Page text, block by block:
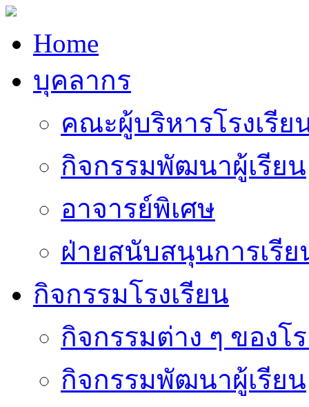
Home
บุคลากร
คณะผู้บริหารโรงเรีย
กิจกรรมพัฒนาผู้เรียน
อาจารย์พิเศษ
ฝ่ายสนับสนุนการเรี
กิจกรรมโรงเรียน
กิจกรรมต่าง ๆ ของโ
กิจกรรมพัฒนาผู้เรียน